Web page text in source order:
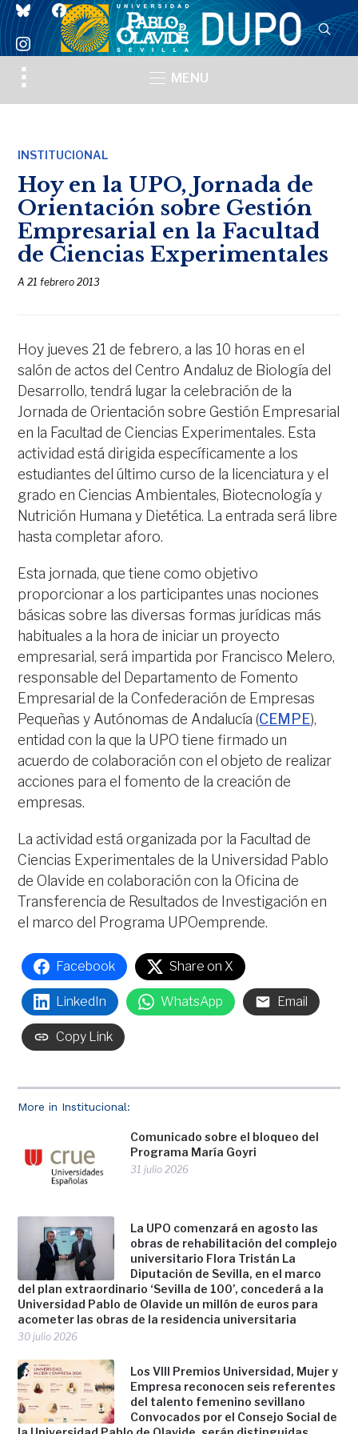
blueskyfacebook
instagram
Toggle
sidebar
MENU
INSTITUCIONAL
Hoy en la UPO, Jornada de
Orientación sobre Gestión
Empresarial en la Facultad
de Ciencias Experimentales
A21 febrero 2013
More in Institucional:
Comunicado sobre el bloqueo del
Programa María Goyri
31 julio 2026
La UPO comenzará en agosto las
obras de rehabilitación del complejo
universitario Flora Tristán La
Diputación de Sevilla, en el marco
del plan extraordinario ‘Sevilla de 100’, concederá a la
Universidad Pablo de Olavide un millón de euros para
acometer las obras de la residencia universitaria
30 julio 2026
Los VIII Premios Universidad, Mujer y
Empresa reconocen seis referentes
del talento femenino sevillano
Convocados por el Consejo Social de
Hoy jueves 21 de febrero, a las 10 horas en el
salón de actos del Centro Andaluz de Biología del
Desarrollo, tendrá lugar la celebración de la
Jornada de Orientación sobre Gestión Empresarial
en la Facultad de Ciencias Experimentales. Esta
actividad está dirigida específicamente a los
estudiantes del último curso de la licenciatura y el
grado en Ciencias Ambientales, Biotecnología y
Nutrición Humana y Dietética. La entrada será libre
hasta completar aforo.
Esta jornada, que tiene como objetivo
proporcionar a los participantes unas nociones
básicas sobre las diversas formas jurídicas más
habituales a la hora de iniciar un proyecto
empresarial, será impartida por Francisco Melero,
responsable del Departamento de Fomento
Empresarial de la Confederación de Empresas
Pequeñas y Autónomas de Andalucía (CEMPE),
entidad con la que la UPO tiene firmado un
acuerdo de colaboración con el objeto de realizar
acciones para el fomento de la creación de
empresas.
La actividad está organizada por la Facultad de
Ciencias Experimentales de la Universidad Pablo
de Olavide en colaboración con la Oficina de
Transferencia de Resultados de Investigación en
el marco del Programa UPOemprende.
Facebook Share on X
LinkedIn WhatsApp Email
Copy Link